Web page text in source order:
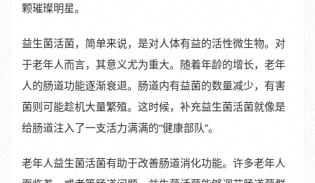
颗璀璨明星。
益生菌活菌，简单来说，是对人体有益的活性微生物。对
于老年人而言，其意义尤为重大。随着年龄的增长，老年
人的肠道功能逐渐衰退。肠道内有益菌的数量减少，有害
菌则可能趁机大量繁殖。这时候，补充益生菌活菌就像是
给肠道注入了一支活力满满的“健康部队”。
老年人益生菌活菌有助于改善肠道消化功能。许多老年人